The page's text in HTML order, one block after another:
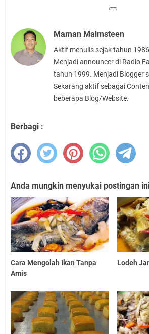
Maman Malmsteen
Aktif menulis sejak tahun
Menjadi announcer di Radio
tahun 1999. Menjadi Blogger
Sekarang aktif sebagai
beberapa Blog/Website.
Berbagi :
Anda mungkin menyukai postingan
Cara Mengolah Ikan Tanpa
Amis
Lodeh